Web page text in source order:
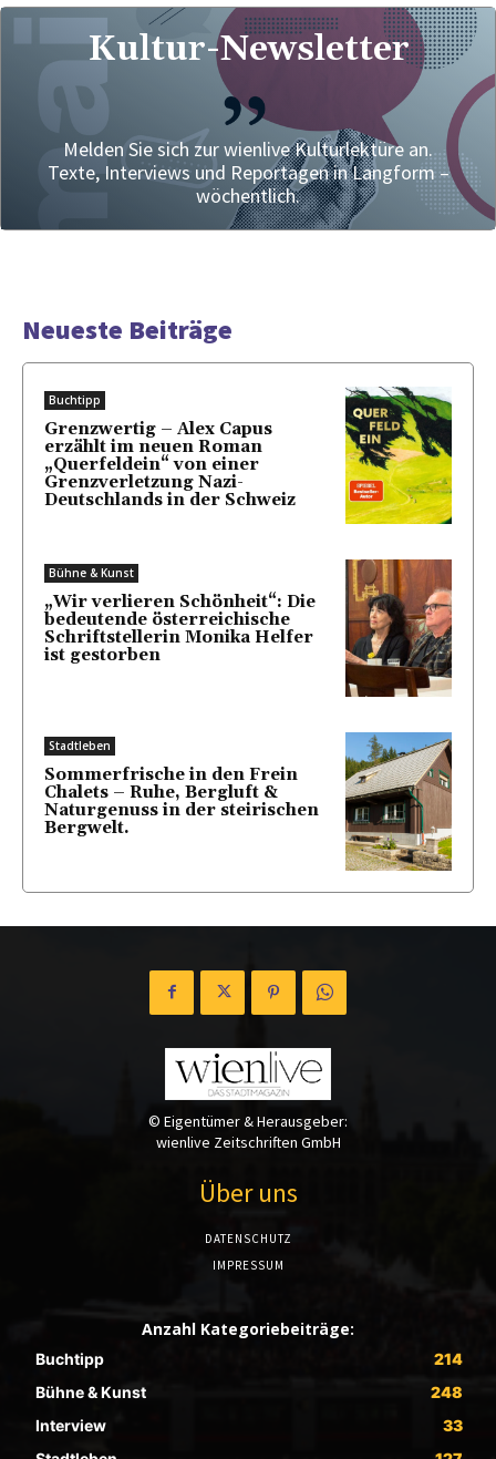
Kultur-Newsletter
Melden Sie sich zur wienlive Kulturlektüre an.
Texte, Interviews und Reportagen in Langform –
wöchentlich.
Neueste Beiträge
Buchtipp
Grenzwertig – Alex Capus
erzählt im neuen Roman
„Querfeldein“ von einer
Grenzverletzung Nazi-
Deutschlands in der Schweiz
Bühne & Kunst
„Wir verlieren Schönheit“: Die
bedeutende österreichische
Schriftstellerin Monika Helfer
ist gestorben
Stadtleben
Sommerfrische in den Frein
Chalets – Ruhe, Bergluft &
Naturgenuss in der steirischen
Bergwelt.
© Eigentümer & Herausgeber:
wienlive Zeitschriften GmbH
Über uns
DATENSCHUTZ
IMPRESSUM
Anzahl Kategoriebeiträge:
Buchtipp
214
Bühne & Kunst
248
Interview
33